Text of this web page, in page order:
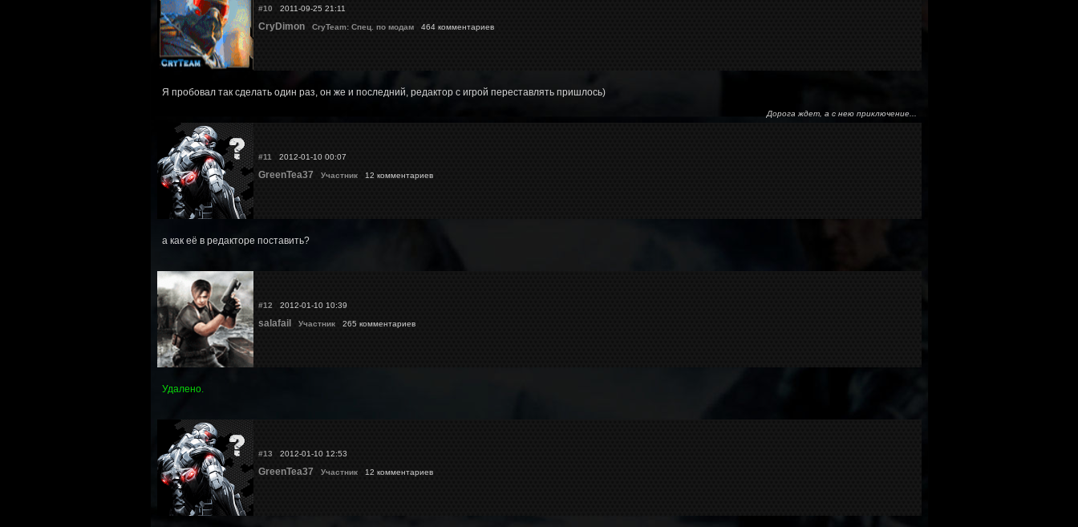
#10 2011-09-25 21:11
CryDimon CryTeam: Спец. по модам464 комментариев
Я пробовал так сделать один раз, он же и последний, редактор с игрой переставлять пришлось)
Дорога ждет, а с нею приключение...
#11 2012-01-10 00:07
GreenTea37 Участник12 комментариев
а как её в редакторе поставить?
#12 2012-01-10 10:39
salafail Участник265 комментариев
Удалено.
#13 2012-01-10 12:53
GreenTea37 Участник12 комментариев